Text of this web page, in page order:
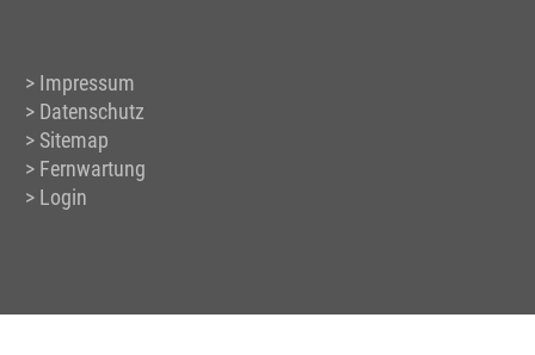
Impressum
Datenschutz
Sitemap
Fernwartung
Login